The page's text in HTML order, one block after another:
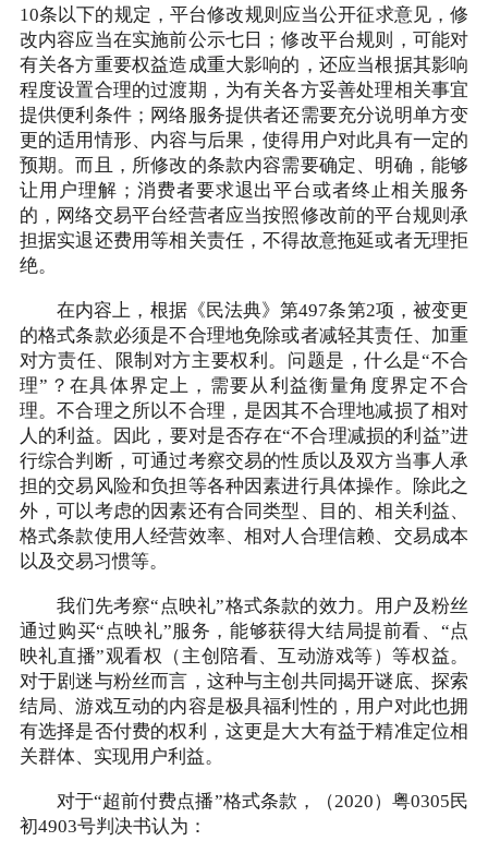
10条以下的规定，平台修改规则应当公开征求意见，修
改内容应当在实施前公示七日；修改平台规则，可能对
有关各方重要权益造成重大影响的，还应当根据其影响
程度设置合理的过渡期，为有关各方妥善处理相关事宜
提供便利条件；网络服务提供者还需要充分说明单方变
更的适用情形、内容与后果，使得用户对此具有一定的
预期。而且，所修改的条款内容需要确定、明确，能够
让用户理解；消费者要求退出平台或者终止相关服务
的，网络交易平台经营者应当按照修改前的平台规则承
担据实退还费用等相关责任，不得故意拖延或者无理拒
绝。
在内容上，根据《民法典》第497条第2项，被变更
的格式条款必须是不合理地免除或者减轻其责任、加重
对方责任、限制对方主要权利。问题是，什么是“不合
理”？在具体界定上，需要从利益衡量角度界定不合
理。不合理之所以不合理，是因其不合理地减损了相对
人的利益。因此，要对是否存在“不合理减损的利益”进
行综合判断，可通过考察交易的性质以及双方当事人承
担的交易风险和负担等各种因素进行具体操作。除此之
外，可以考虑的因素还有合同类型、目的、相关利益、
格式条款使用人经营效率、相对人合理信赖、交易成本
以及交易习惯等。
我们先考察“点映礼”格式条款的效力。用户及粉丝
通过购买“点映礼”服务，能够获得大结局提前看、“点
映礼直播”观看权（主创陪看、互动游戏等）等权益。
对于剧迷与粉丝而言，这种与主创共同揭开谜底、探索
结局、游戏互动的内容是极具福利性的，用户对此也拥
有选择是否付费的权利，这更是大大有益于精准定位相
关群体、实现用户利益。
对于“超前付费点播”格式条款，（2020）粤0305民
初4903号判决书认为：